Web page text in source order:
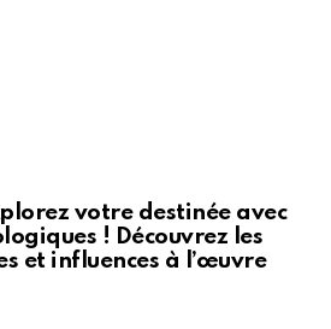
votre destinée avec
! Découvrez les
et influences à l’œuvre